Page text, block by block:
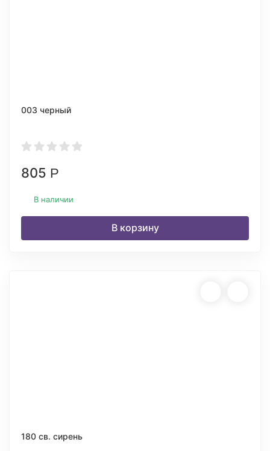
003 черный
805 Р
В наличии
В корзину
180 св. сирень